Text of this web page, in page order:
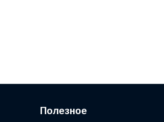
Полезное